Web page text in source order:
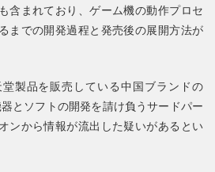
含まれており、ゲーム機の動作プロセ
までの開発過程と発売後の展開方法が
堂製品を販売している中国ブランドの
とソフトの開発を請け負うサードパー
ンから情報が流出した疑いがあるとい